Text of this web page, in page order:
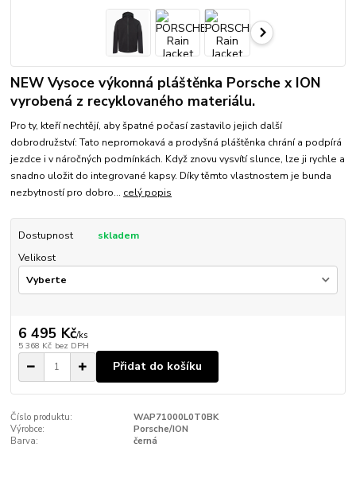
NEW Vysoce výkonná pláštěnka Porsche x ION
vyrobená z recyklovaného materiálu.
Pro ty, kteří nechtějí, aby špatné počasí zastavilo jejich další
dobrodružství: Tato nepromokavá a prodyšná pláštěnka chrání a podpírá
jezdce i v náročných podmínkách. Když znovu vysvítí slunce, lze ji rychle a
snadno uložit do integrované kapsy. Díky těmto vlastnostem je bunda
nezbytností pro dobro... celý popis
Dostupnost
skladem
Velikost
6 495 Kč/ks
5 368 Kč bez DPH
Přidat do košíku
Číslo produktu:
WAP71000L0T0BK
Výrobce:
Porsche/ION
Barva:
černá